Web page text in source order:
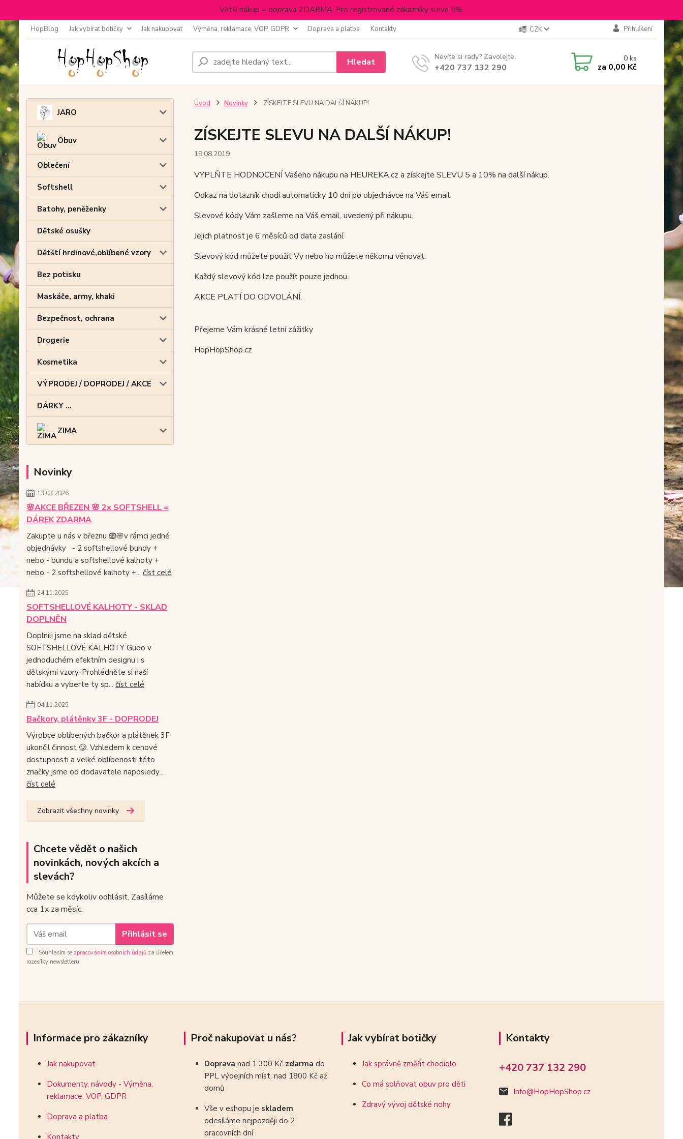
Větší nákup = doprava ZDARMA. Pro registrované zákazníky sleva 5%.
HopBlog Jak vybírat botičky Jak nakupovat Výměna, reklamace, VOP, GDPR Doprava a platba Kontakty CZK Přihlášení
Hledat Nevíte si rady? Zavolejte.
+420 737 132 290
0ks
za 0,00 Kč
JARO
Obuv
Oblečení
Softshell
Batohy, peněženky
Dětské osušky
Dětští hrdinové,oblíbené vzory
Bez potisku
Maskáče, army, khaki
Bezpečnost, ochrana
Drogerie
Kosmetika
VÝPRODEJ / DOPRODEJ / AKCE
DÁRKY ...
ZIMA
Novinky
13.03.2026
🌸AKCE BŘEZEN 🌸 2x SOFTSHELL =
DÁREK ZDARMA
Zakupte u nás v březnu 🪺🌸v rámci jedné
objednávky - 2 softshellové bundy +
nebo - bundu a softshellové kalhoty +
nebo - 2 softshellové kalhoty +... číst celé
24.11.2025
SOFTSHELLOVÉ KALHOTY - SKLAD
DOPLNĚN
Doplnili jsme na sklad dětské
SOFTSHELLOVÉ KALHOTY Gudo v
jednoduchém efektním designu i s
dětskými vzory. Prohlédněte si naší
nabídku a vyberte ty sp... číst celé
04.11.2025
Bačkory, plátěnky 3F - DOPRODEJ
Výrobce oblíbených bačkor a plátěnek 3F
ukončil činnost 🥲. Vzhledem k cenové
dostupnosti a velké oblíbenosti této
značky jsme od dodavatele naposledy...
číst celé
Zobrazit všechny novinky
Chcete vědět o našich
novinkách, nových akcích a
slevách?
Můžete se kdykoliv odhlásit. Zasíláme
cca 1x za měsíc.
Přihlásit se
Souhlasím se zpracováním osobních údajů za účelem
rozesílky newsletteru.
Úvod Novinky ZÍSKEJTE SLEVU NA DALŠÍ NÁKUP!
ZÍSKEJTE SLEVU NA DALŠÍ NÁKUP!
19.08.2019
VYPLŇTE HODNOCENÍ Vašeho nákupu na HEUREKA.cz a získejte SLEVU 5 a 10% na další nákup.
Odkaz na dotazník chodí automaticky 10 dní po objednávce na Váš email.
Slevové kódy Vám zašleme na Váš email, uvedený při nákupu.
Jejich platnost je 6 měsíců od data zaslání.
Slevový kód můžete použít Vy nebo ho můžete někomu věnovat.
Každý slevový kód lze použít pouze jednou.
AKCE PLATÍ DO ODVOLÁNÍ.
Přejeme Vám krásné letní zážitky
HopHopShop.cz
Informace pro zákazníky
Jak nakupovat
Dokumenty, návody - Výměna,
reklamace, VOP, GDPR
Doprava a platba
Kontakty
Proč nakupovat u nás?
Doprava nad 1 300 Kč zdarma do
PPL výdejních míst, nad 1800 Kč až
domů
Vše v eshopu je skladem,
odesíláme nejpozději do 2
pracovních dní
Jak vybírat botičky
Jak správně změřit chodidlo
Co má splňovat obuv pro děti
Zdravý vývoj dětské nohy
Kontakty
+420 737 132 290
Info@HopHopShop.cz